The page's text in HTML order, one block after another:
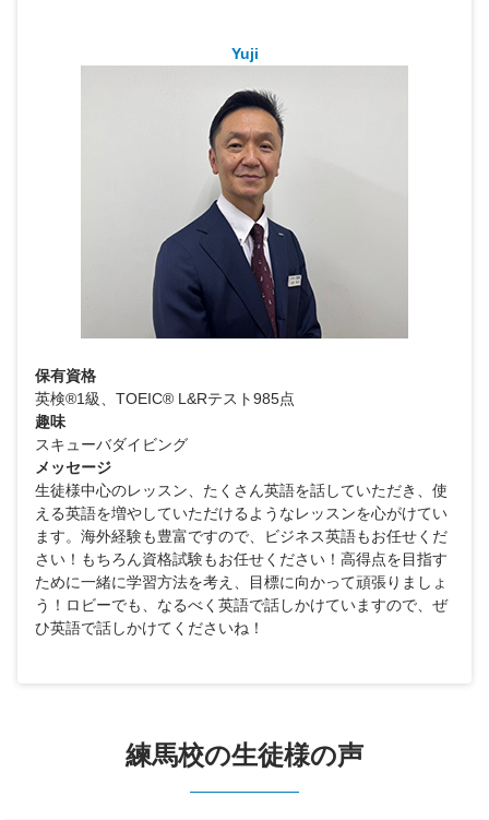
Yuji
保有資格
英検®1級、TOEIC® L&Rテスト985点
趣味
スキューバダイビング
メッセージ
生徒様中心のレッスン、たくさん英語を話していただき、使
える英語を増やしていただけるようなレッスンを心がけてい
ます。海外経験も豊富ですので、ビジネス英語もお任せくだ
さい！もちろん資格試験もお任せください！高得点を目指す
ために一緒に学習方法を考え、目標に向かって頑張りましょ
う！ロビーでも、なるべく英語で話しかけていますので、ぜ
ひ英語で話しかけてくださいね！
練馬校の生徒様の声